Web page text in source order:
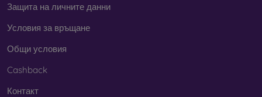
Защита на личните данни
Условия за връщане
Общи условия
Cashback
Контакт